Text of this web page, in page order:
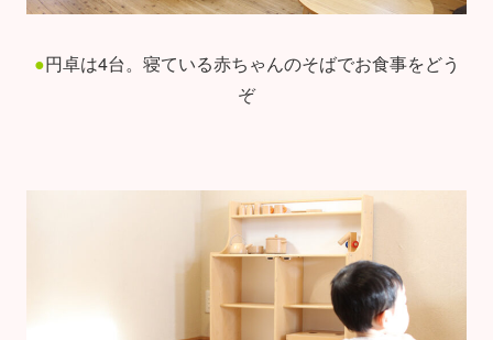
●円卓は4台。寝ている赤ちゃんのそばでお食事をどう
ぞ